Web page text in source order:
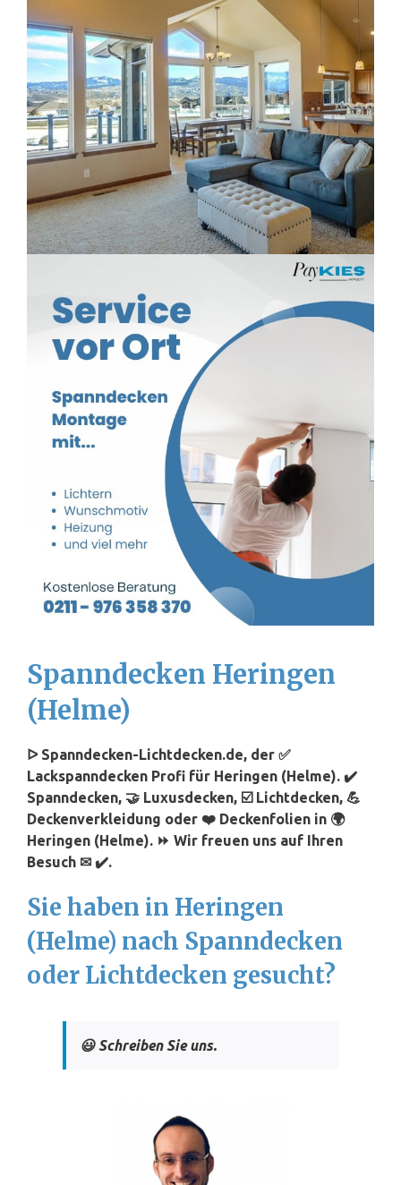
Spanndecken Heringen
(Helme)
ᐅ Spanndecken-Lichtdecken.de, der ✅
Lackspanndecken Profi für Heringen (Helme). ✔️
Spanndecken, 🤝 Luxusdecken, ☑️ Lichtdecken, 💪
Deckenverkleidung oder ❤️ Deckenfolien in 🌍
Heringen (Helme). ⏩ Wir freuen uns auf Ihren
Besuch ✉ ✔️.
Sie haben in Heringen
(Helme) nach Spanndecken
oder Lichtdecken gesucht?
😃 Schreiben Sie uns.